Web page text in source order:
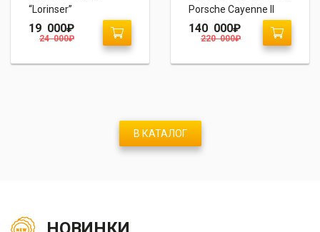
“Lorinser”
24 000₽
19 000₽
Porsche Cayenne II
958
220 000₽
140 000₽
В КАТАЛОГ